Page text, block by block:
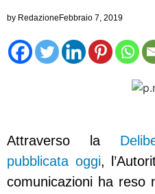
by RedazioneFebbraio 7, 2019
Attraverso la
pubblicata oggi,
comunicazioni ha reso